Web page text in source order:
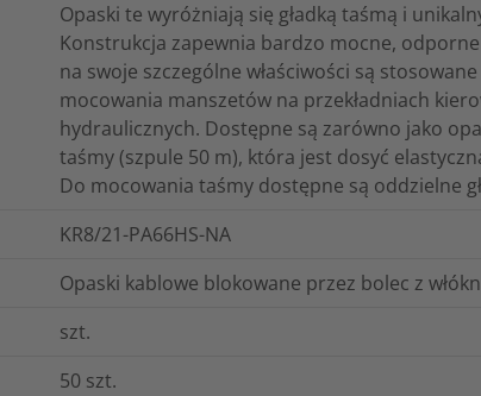
Opaski te wyróżniają się gładką taśmą i
Konstrukcja zapewnia bardzo mocne,
na swoje szczególne właściwości są
mocowania manszetów na przekładniach
hydraulicznych. Dostępne są zarówno jako
taśmy (szpule 50 m), która jest dosyć
Do mocowania taśmy dostępne są oddzielne
KR8/21-PA66HS-NA
Opaski kablowe blokowane przez bolec z
szt.
50 szt.